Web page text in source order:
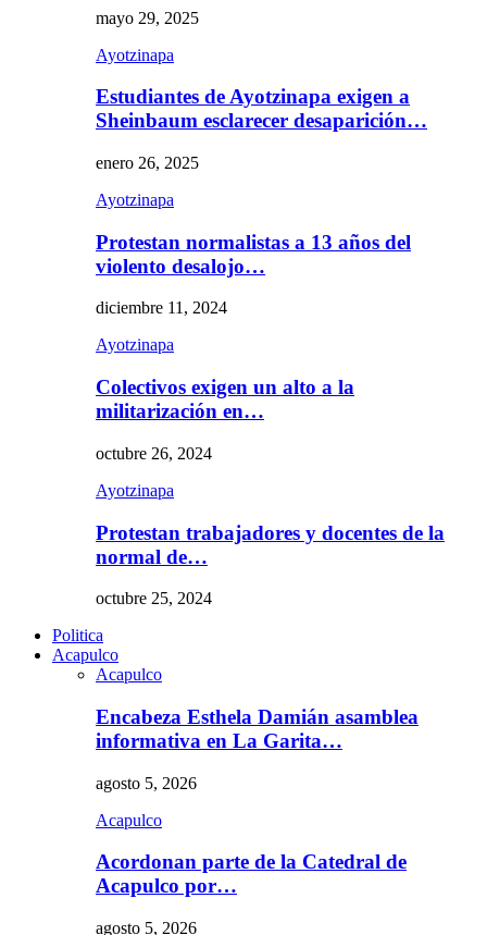
mayo 29, 2025
Ayotzinapa
Estudiantes de Ayotzinapa exigen a
Sheinbaum esclarecer desaparición…
enero 26, 2025
Ayotzinapa
Protestan normalistas a 13 años del
violento desalojo…
diciembre 11, 2024
Ayotzinapa
Colectivos exigen un alto a la
militarización en…
octubre 26, 2024
Ayotzinapa
Protestan trabajadores y docentes de la
normal de…
octubre 25, 2024
Politica
Acapulco
Acapulco
Encabeza Esthela Damián asamblea
informativa en La Garita…
agosto 5, 2026
Acapulco
Acordonan parte de la Catedral de
Acapulco por…
agosto 5, 2026